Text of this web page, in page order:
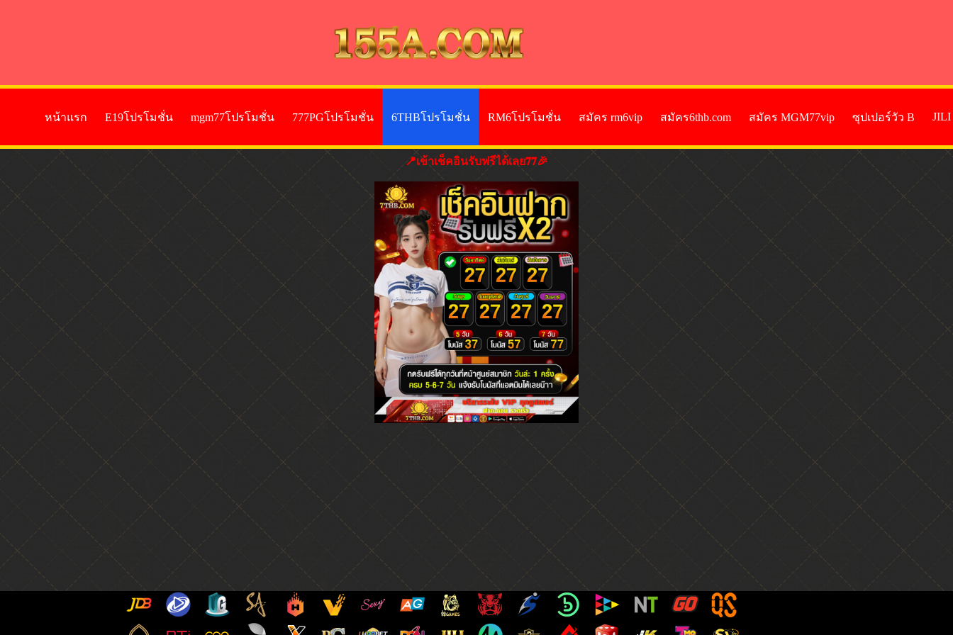
หน้าแรก E19โปรโมชั่น mgm77โปรโมชั่น 777PGโปรโมชั่น 6THBโปรโมชั่น RM6โปรโมชั่น สมัคร rm6vip สมัคร6thb.com สมัคร MGM77vip ซุปเปอร์วัว B JILI
📍เข้าเช็คอินรับฟรีได้เลย𝟕𝟕🎉